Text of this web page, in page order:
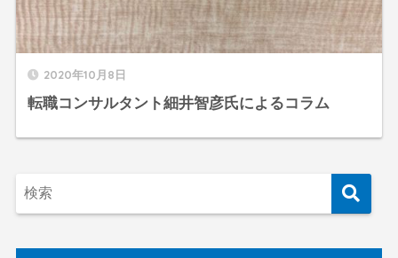
2020年10月8日
転職コンサルタント細井智彦氏によるコラム